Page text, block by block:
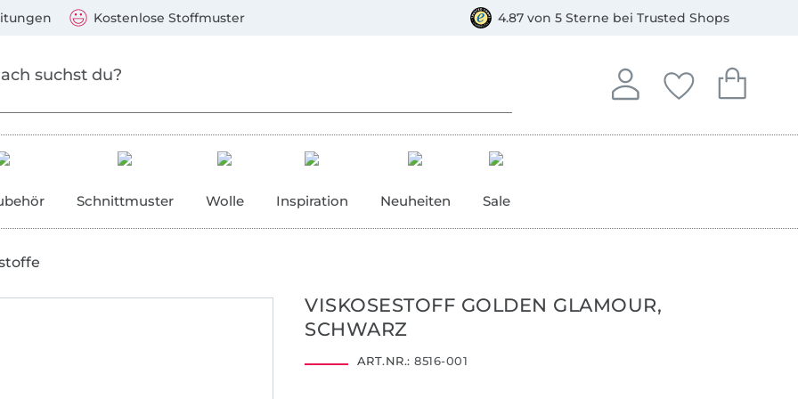
Kostenlose Stoffmuster 4.87 von 5 Sterne bei Trusted Shops
Anmelden
In deinem Konto
Deine
Du hast keine
Dein
Du hast
Schnittmuster Wolle Inspiration Neuheiten Sale
VISKOSESTOFF GOLDEN GLAMOUR,
SCHWARZ
ART.NR.: 8516-001
Mastercard, PayPal, Giropay, Kauf auf Rechnung, Vorkasse